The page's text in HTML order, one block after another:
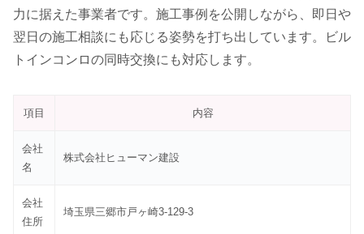
力に据えた事業者です。施工事例を公開しながら、即日や
翌日の施工相談にも応じる姿勢を打ち出しています。ビル
トインコンロの同時交換にも対応します。
項目 内容
会社
名
株式会社ヒューマン建設
会社
住所
埼玉県三郷市戸ヶ崎3-129-3